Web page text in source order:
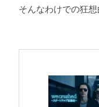
そんなわけでの狂